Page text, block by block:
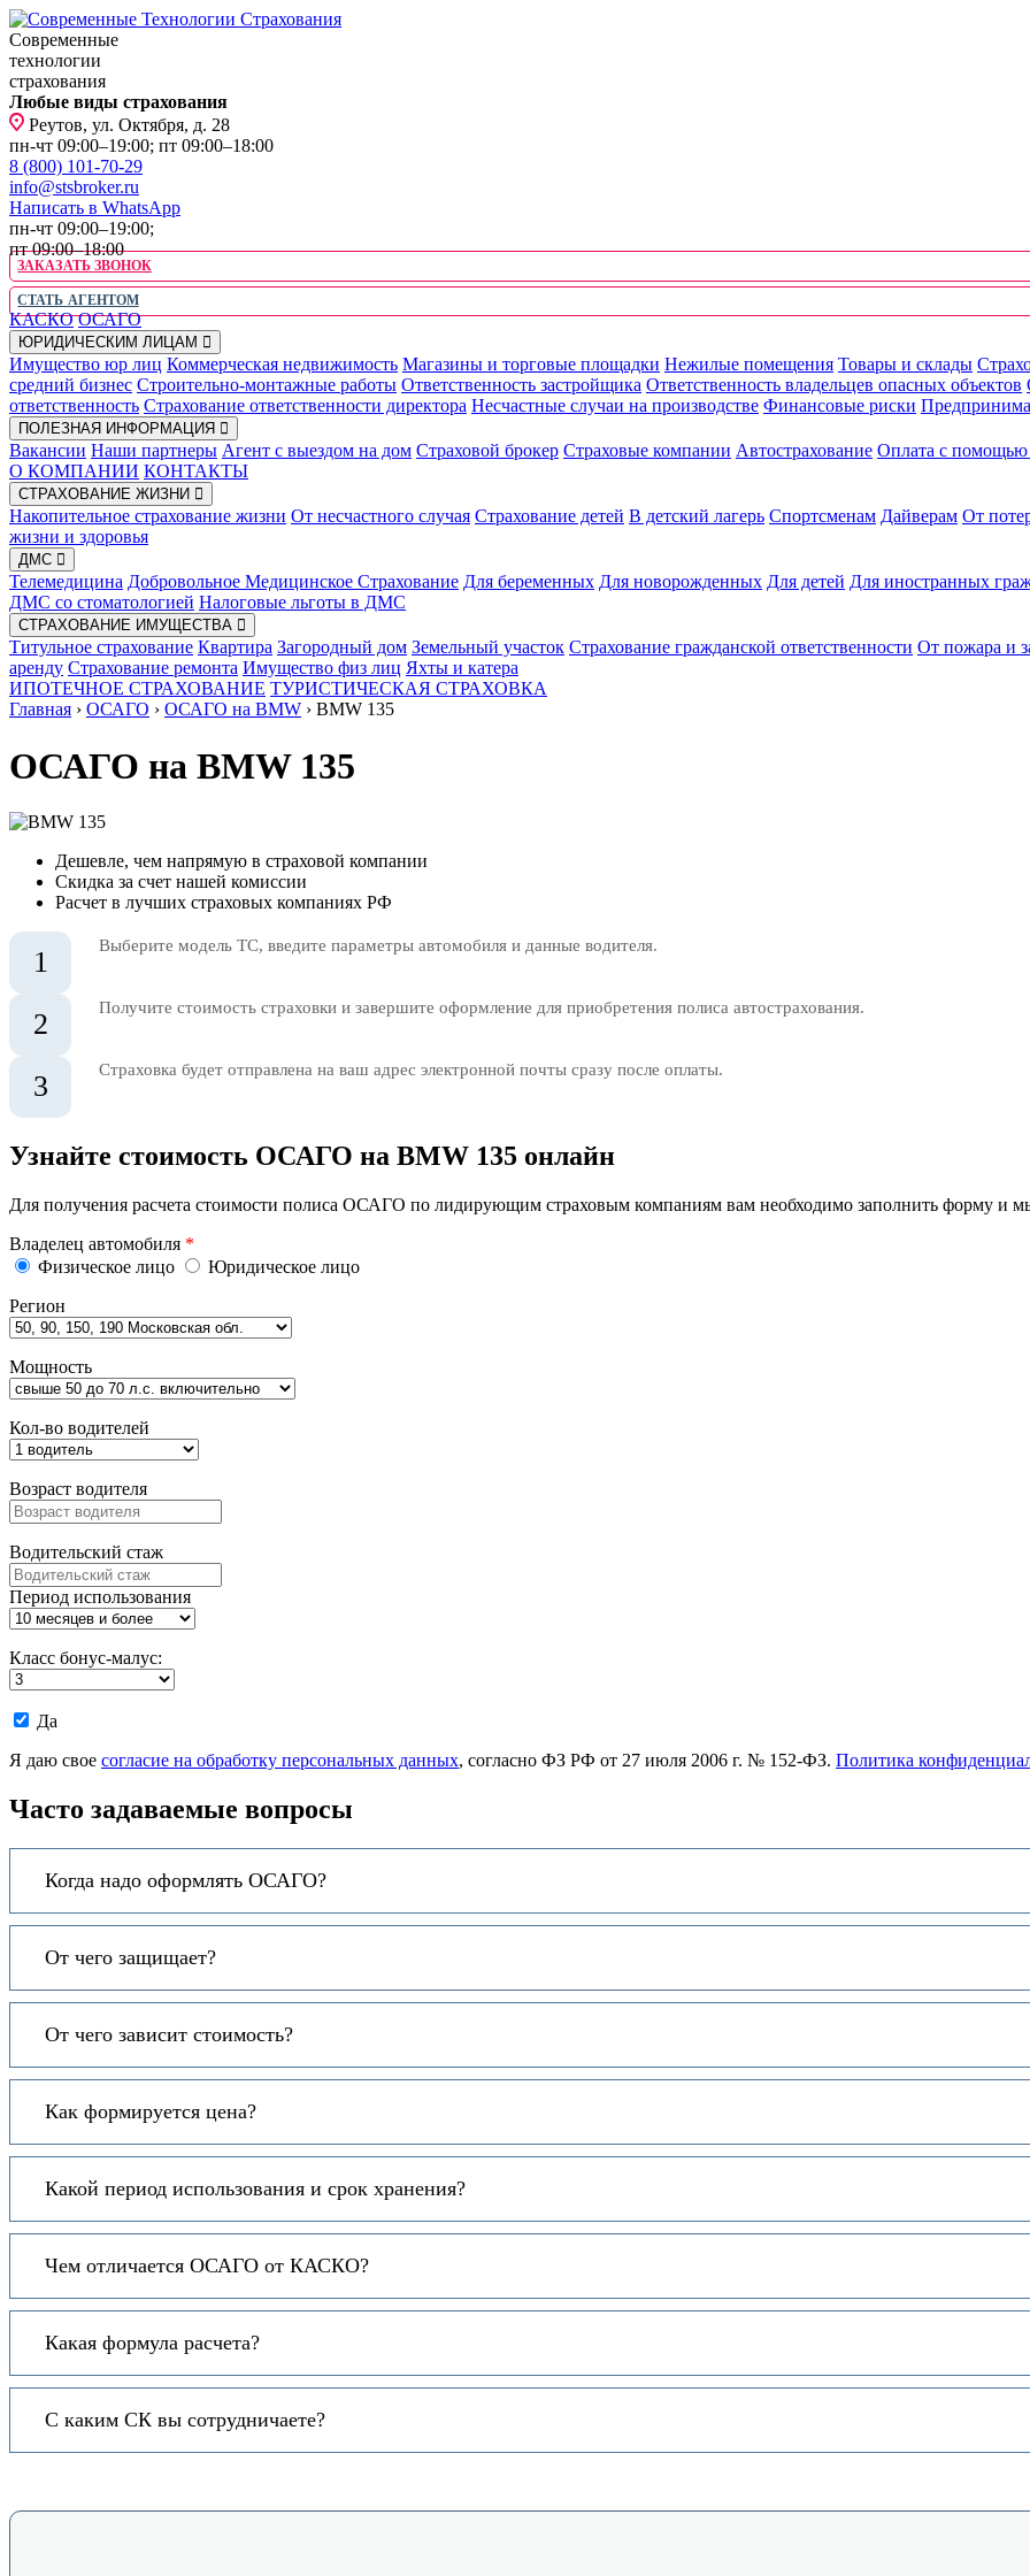
Современные
технологии
страхования
Любые виды страхования
Реутов, ул. Октября, д. 28
пн-чт 09:00–19:00; пт 09:00–18:00
8 (800) 101-70-29
info@stsbroker.ru
Написать в WhatsApp
пн-чт 09:00–19:00;
пт 09:00–18:00
ЗАКАЗАТЬ ЗВОНОК
СТАТЬ АГЕНТОМ
КАСКО ОСАГО
ЮРИДИЧЕСКИМ ЛИЦАМ
Имущество юр лиц Коммерческая недвижимость Магазины и торговые площадки Нежилые помещения Товары и склады
средний бизнес Строительно-монтажные работы Ответственность застройщика Ответственность владельцев опасных объектов
ответственность Страхование ответственности директора Несчастные случаи на производстве Финансовые риски
ПОЛЕЗНАЯ ИНФОРМАЦИЯ
Вакансии Наши партнеры Агент с выездом на дом Страховой брокер Страховые компании Автострахование Оплата с
О КОМПАНИИ КОНТАКТЫ
СТРАХОВАНИЕ ЖИЗНИ
Накопительное страхование жизни От несчастного случая Страхование детей В детский лагерь Спортсменам Дайверам От
жизни и здоровья
ДМС
Телемедицина Добровольное Медицинское Страхование Для беременных Для новорожденных Для детей Для иностранных
ДМС со стоматологией Налоговые льготы в ДМС
СТРАХОВАНИЕ ИМУЩЕСТВА
Титульное страхование Квартира Загородный дом Земельный участок Страхование гражданской ответственности От пожара и
аренду Страхование ремонта Имущество физ лиц Яхты и катера
ИПОТЕЧНОЕ СТРАХОВАНИЕ ТУРИСТИЧЕСКАЯ СТРАХОВКА
Главная › ОСАГО › ОСАГО на BMW › BMW 135
ОСАГО на BMW 135
Дешевле, чем напрямую в страховой компании
Скидка за счет нашей комиссии
Расчет в лучших страховых компаниях РФ
1 Выберите модель ТС, введите параметры автомобиля и данные водителя.
2 Получите стоимость страховки и завершите оформление для приобретения полиса автострахования.
3 Страховка будет отправлена на ваш адрес электронной почты сразу после оплаты.
Узнайте стоимость ОСАГО на BMW 135 онлайн
Для получения расчета стоимости полиса ОСАГО по лидирующим страховым компаниям вам необходимо заполнить форму и мы
Владелец автомобиля *
Физическое лицо
Юридическое лицо
Регион
Мощность
Кол-во водителей
Возраст водителя
Водительский стаж
Период использования
Класс бонус-малус:
Даю
на
моих
персональных
Да
Я даю свое согласие на обработку персональных данных, согласно ФЗ РФ от 27 июля 2006 г. № 152-ФЗ. Политика
Часто задаваемые вопросы
Когда надо оформлять ОСАГО?
От чего защищает?
От чего зависит стоимость?
Как формируется цена?
Какой период использования и срок хранения?
Чем отличается ОСАГО от КАСКО?
Какая формула расчета?
С каким СК вы сотрудничаете?